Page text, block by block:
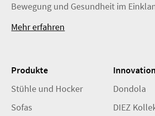
Bewegung und Gesundheit im
Mehr erfahren
Produkte
Stühle und Hocker
Sofas
Innovation
Dondola
DIEZ